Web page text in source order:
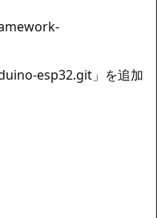
esp32.git」を追加